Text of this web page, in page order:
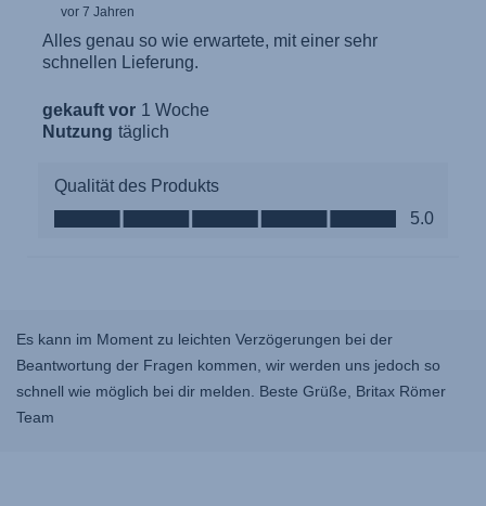
Es kann im Moment zu leichten Verzögerungen bei der
Beantwortung der Fragen kommen, wir werden uns jedoch so
schnell wie möglich bei dir melden. Beste Grüße, Britax Römer
Team